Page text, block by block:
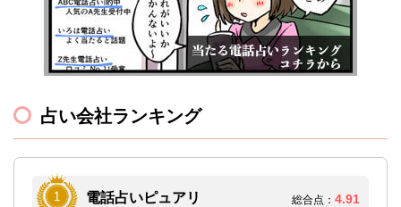
占い会社ランキング
電話占いピュアリ 総合点： 4.91